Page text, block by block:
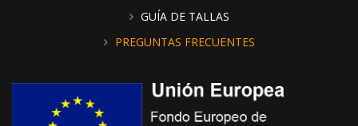
GUÍA DE TALLAS
PREGUNTAS FRECUENTES